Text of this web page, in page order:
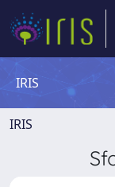
IRIS
IRIS